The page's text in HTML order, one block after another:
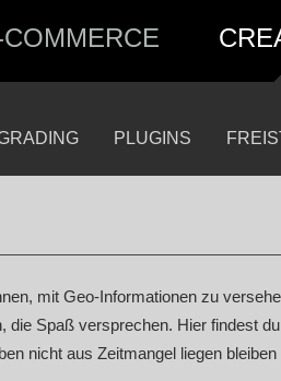
COMMERCE
PLUGINS
mit Geo-Informationen zu
die Spaß versprechen. Hier findest
nicht aus Zeitmangel liegen